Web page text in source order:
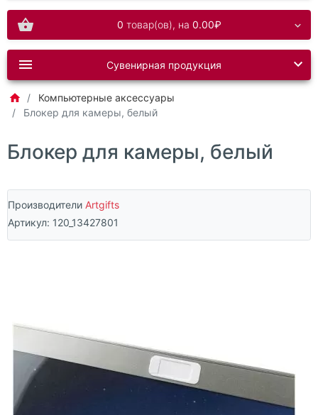
0 товар(ов), на 0.00₽
Сувенирная продукция
Компьютерные аксессуары
Блокер для камеры, белый
Блокер для камеры, белый
Производители Artgifts
Артикул: 120_13427801